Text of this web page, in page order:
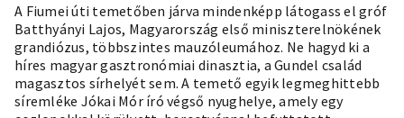
A Fiumei úti temetőben járva mindenképp látogass el gróf
Batthyányi Lajos, Magyarország első miniszterelnökének
grandiózus, többszintes mauzóleumához. Ne hagyd ki a
híres magyar gasztronómiai dinasztia, a Gundel család
magasztos sírhelyét sem. A temető egyik legmeghittebb
síremléke Jókai Mór író végső nyughelye, amely egy